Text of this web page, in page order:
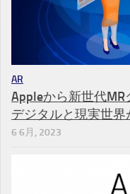
AR
Appleから新世代
デジタルと現実世
6 6月, 2023